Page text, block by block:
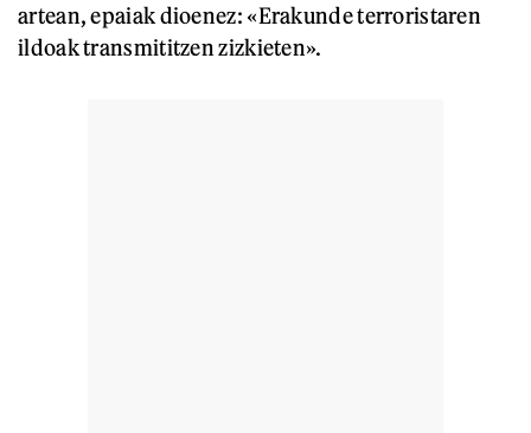
artean, epaiak dioenez: «Erakunde terroristaren
ildoak transmititzen zizkieten».